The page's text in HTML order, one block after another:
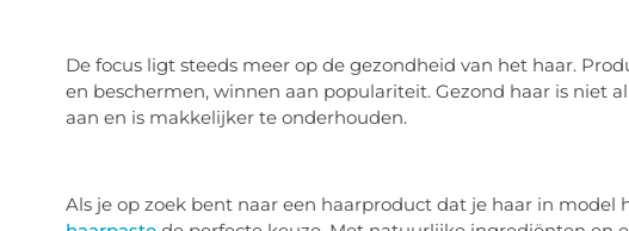
De focus ligt steeds meer op de gezondheid van het haar.
en beschermen, winnen aan populariteit. Gezond haar is niet
aan en is makkelijker te onderhouden.
Als je op zoek bent naar een haarproduct dat je haar in model